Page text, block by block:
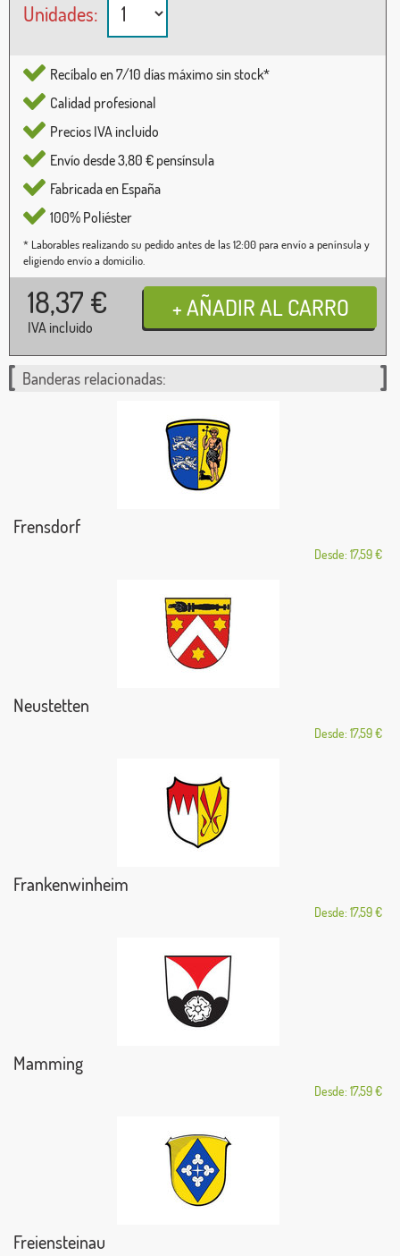
Unidades:
Recíbalo en 7/10 días máximo sin stock*
Calidad profesional
Precios IVA incluido
Envío desde 3,80 € pensínsula
Fabricada en España
100% Poliéster
* Laborables realizando su pedido antes de las 12:00 para envío a península y
eligiendo envío a domicilio.
18,37 €
IVA incluido
Banderas relacionadas:
Frensdorf
Desde: 17,59 €
Neustetten
Desde: 17,59 €
Frankenwinheim
Desde: 17,59 €
Mamming
Desde: 17,59 €
Freiensteinau